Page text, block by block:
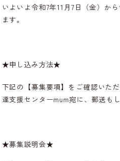
いよいよ令和7年11月7日（金）か
ます。
★申し込み方法★
下記の【募集要項】をご確認いた
達支援センターmum宛に、郵送も
★募集説明会★